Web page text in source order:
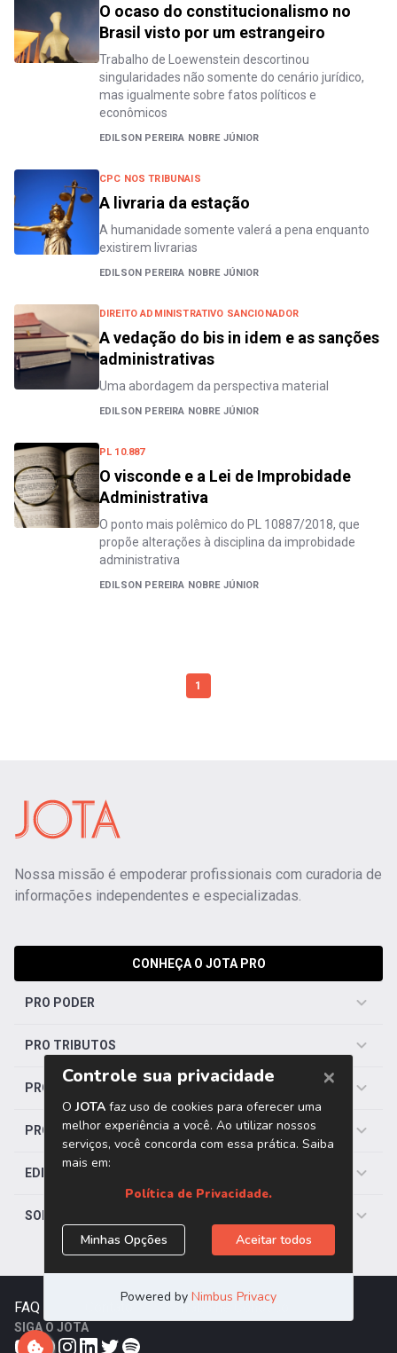
O ocaso do constitucionalismo no
Brasil visto por um estrangeiro
Trabalho de Loewenstein descortinou
singularidades não somente do cenário jurídico,
mas igualmente sobre fatos políticos e
econômicos
EDILSON PEREIRA NOBRE JÚNIOR
CPC NOS TRIBUNAIS
A livraria da estação
A humanidade somente valerá a pena enquanto
existirem livrarias
EDILSON PEREIRA NOBRE JÚNIOR
DIREITO ADMINISTRATIVO SANCIONADOR
A vedação do bis in idem e as sanções
administrativas
Uma abordagem da perspectiva material
EDILSON PEREIRA NOBRE JÚNIOR
PL 10.887
O visconde e a Lei de Improbidade
Administrativa
O ponto mais polêmico do PL 10887/2018, que
propõe alterações à disciplina da improbidade
administrativa
EDILSON PEREIRA NOBRE JÚNIOR
1
Nossa missão é empoderar profissionais com curadoria de
informações independentes e especializadas.
CONHEÇA O JOTA PRO
PRO PODER
PRO TRIBUTOS
PRO TRABALHISTA
PRO SAÚDE
EDITORIAS
SOBRE O JOTA
FAQ Trabalhe Conosco
SIGA O JOTA